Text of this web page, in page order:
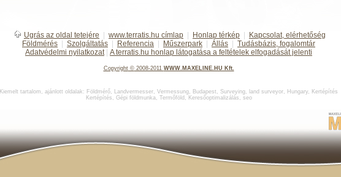
Ugrás az oldal tetejére www.terratis.hu címlap Honlap térkép
Kapcsolat, elérhetőség
Földmérés
Szolgáltatás Referencia Műszerpark Állás
Tudásbázis, fogalomtár
Adatvédelmi nyilatkozat
A terratis.hu honlap látogatása a feltételek elfogadását jelenti
Copyright©2008-2011 WWW.MAXELINE.HU Kft.
Kiemelt tartalom, ajánlott oldalak: Földmérő, Landvermesser, Vermessung, Budapest , Surveying, land surveyor, Hungary, Kertépítés
Kertépítés , Gépi földmunka, Termőföld , Keresőoptimalizálás , seo